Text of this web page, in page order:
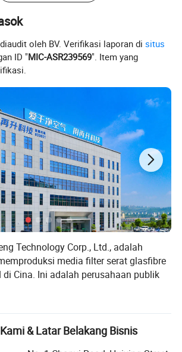
oleh BV. Verifikasi laporan disitus
ID "MIC-ASR239569". Item yang
Technology Corp., Ltd., adalah
media filter serat glasfibre
Cina. Ini adalah perusahaan publik
1984, setelah pengalaman bekerja
produk kami mencakup:
& Latar Belakang Bisnis